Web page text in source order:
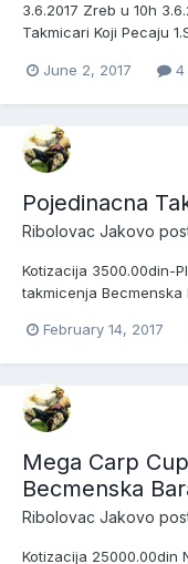
3.6.2017 Zreb u 10h
Takmicari Koji Pecaju
7.Vlada Dejanovic
June 2, 2017 4
Pojedinacna
Ribolovac Jakovo
Kotizacija 3500.00din-
takmicenja Becmenska
-12.05.2017 Pocetak
February 14, 2017
Mega Carp
Becmenska
Ribolovac Jakovo
Kotizacija 25000.00din